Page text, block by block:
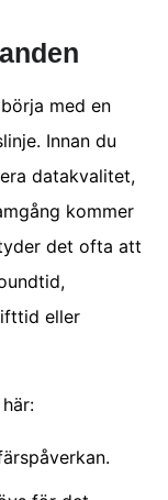
med en
Innan du
datakvalitet,
kommer
det ofta att
eller